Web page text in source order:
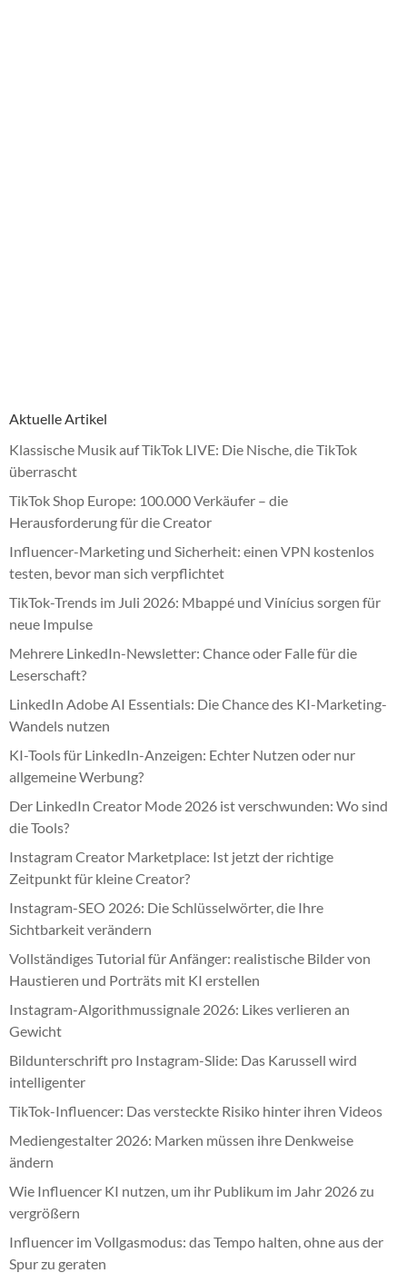
Aktuelle Artikel
Klassische Musik auf TikTok LIVE: Die Nische, die TikTok
überrascht
TikTok Shop Europe: 100.000 Verkäufer – die
Herausforderung für die Creator
Influencer-Marketing und Sicherheit: einen VPN kostenlos
testen, bevor man sich verpflichtet
TikTok-Trends im Juli 2026: Mbappé und Vinícius sorgen für
neue Impulse
Mehrere LinkedIn-Newsletter: Chance oder Falle für die
Leserschaft?
LinkedIn Adobe AI Essentials: Die Chance des KI-Marketing-
Wandels nutzen
KI-Tools für LinkedIn-Anzeigen: Echter Nutzen oder nur
allgemeine Werbung?
Der LinkedIn Creator Mode 2026 ist verschwunden: Wo sind
die Tools?
Instagram Creator Marketplace: Ist jetzt der richtige
Zeitpunkt für kleine Creator?
Instagram-SEO 2026: Die Schlüsselwörter, die Ihre
Sichtbarkeit verändern
Vollständiges Tutorial für Anfänger: realistische Bilder von
Haustieren und Porträts mit KI erstellen
Instagram-Algorithmussignale 2026: Likes verlieren an
Gewicht
Bildunterschrift pro Instagram-Slide: Das Karussell wird
intelligenter
TikTok-Influencer: Das versteckte Risiko hinter ihren Videos
Mediengestalter 2026: Marken müssen ihre Denkweise
ändern
Wie Influencer KI nutzen, um ihr Publikum im Jahr 2026 zu
vergrößern
Influencer im Vollgasmodus: das Tempo halten, ohne aus der
Spur zu geraten